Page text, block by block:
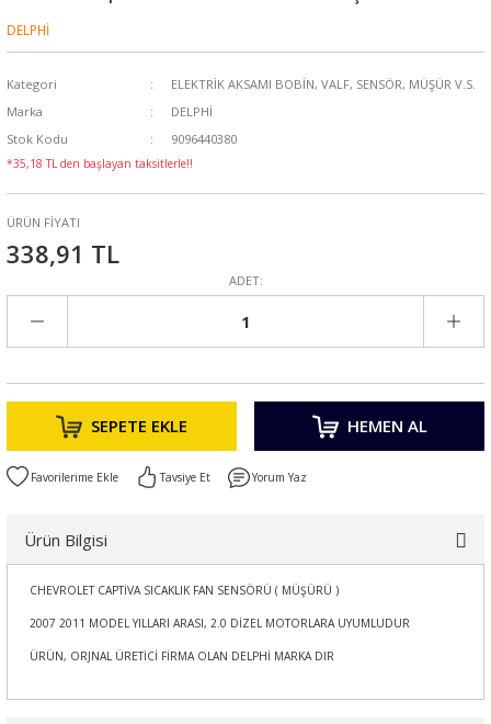
DELPHİ
Kategori
ELEKTRİK AKSAMI BOBİN, VALF, SENSÖR, MÜŞÜR V.S.
Marka
DELPHİ
Stok Kodu
9096440380
*35,18 TL den başlayan taksitlerle!!
ÜRÜN FİYATI
338,91 TL
ADET:
SEPETE EKLE HEMEN AL
Tavsiye Et Yorum Yaz
Ürün Bilgisi
CHEVROLET CAPTİVA SICAKLIK FAN SENSÖRÜ ( MÜŞÜRÜ )
2007 2011 MODEL YILLARI ARASI, 2.0 DİZEL MOTORLARA UYUMLUDUR
ÜRÜN, ORJNAL ÜRETİCİ FİRMA OLAN DELPHİ MARKA DIR